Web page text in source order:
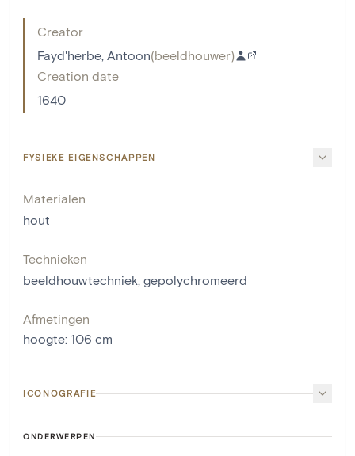
Creator
Fayd'herbe, Antoon(beeldhouwer)
Creation date
1640
FYSIEKE EIGENSCHAPPEN
Materialen
hout
Technieken
beeldhouwtechniek, gepolychromeerd
Afmetingen
hoogte: 106 cm
ICONOGRAFIE
ONDERWERPEN